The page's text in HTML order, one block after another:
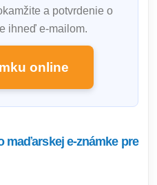
a potvrdenie o
ihneď e-mailom.
online
maďarskej e-známke pre